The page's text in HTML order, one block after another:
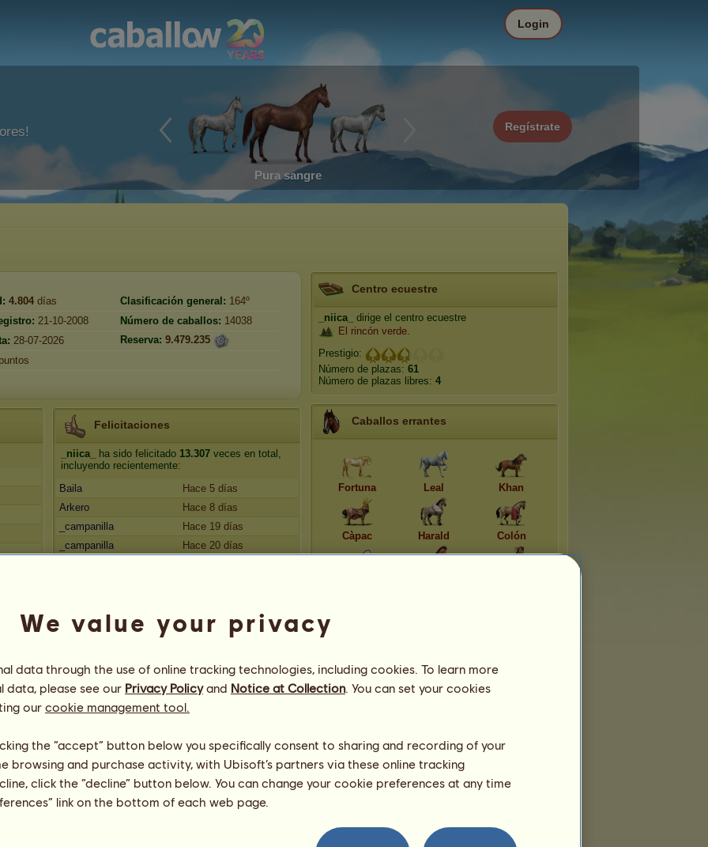
Pura sangre
Regístrate
Login
4.804 días Clasificación general: 164º
21-10-2008 Número de caballos: 14038
28-07-2026 Reserva: 9.479.235
puntos
Felicitaciones
_niica_ ha sido felicitado 13.307 veces en total,
incluyendo recientemente:
Baila
Hace 5 días
Arkero
Hace 8 días
_campanilla
Hace 19 días
_campanilla
Hace 20 días
144
Centro ecuestre
_niica_
dirige el centro ecuestre
El rincón verde.
Prestigio:
Número de plazas: 61
Número de plazas libres: 4
Caballos errantes
Fortuna Leal Khan
Càpac Harald Colón
We value your privacy
data through the use of online tracking technologies, including cookies. To learn more
data, please see our Privacy Policyand Notice at Collection. You can set your cookies
our cookie management tool.
the “accept” button below you specifically consent to sharing and recording of your
browsing and purchase activity, with Ubisoft’s partners via these online tracking
click the “decline” button below. You can change your cookie preferences at any time
link on the bottom of each web page.